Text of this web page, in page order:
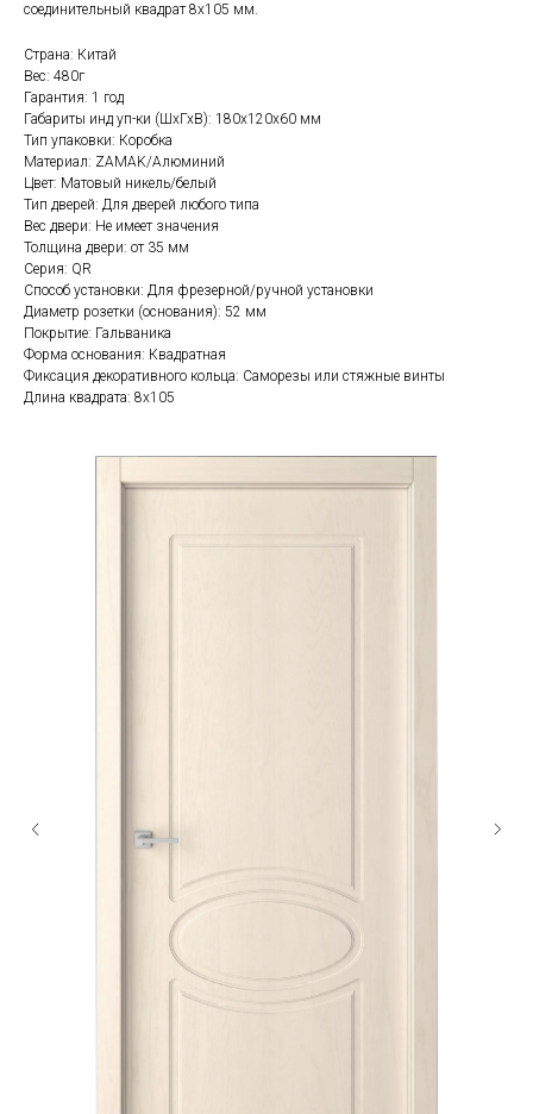
соединительный квадрат 8x105 мм.
Страна: Китай
Вес: 480г
Гарантия: 1 год
Габариты инд уп-ки (ШхГхВ): 180x120x60 мм
Тип упаковки: Коробка
Материал: ZAMAK/Алюминий
Цвет: Матовый никель/белый
Тип дверей: Для дверей любого типа
Вес двери: Не имеет значения
Толщина двери: от 35 мм
Серия: QR
Способ установки: Для фрезерной/ручной установки
Диаметр розетки (основания): 52 мм
Покрытие: Гальваника
Форма основания: Квадратная
Фиксация декоративного кольца: Саморезы или стяжные винты
Длина квадрата: 8x105